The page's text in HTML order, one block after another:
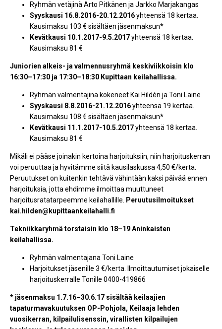
Ryhmän vetäjinä Arto Pitkänen ja Jarkko Marjakangas
Syyskausi 16.8.2016-20.12.2016yhteensä 18 kertaa.
Kausimaksu 103 € sisältäen jäsenmaksun*
Kevätkausi 10.1.2017-9.5.2017yhteensä 18 kertaa.
Kausimaksu 81 €
Juniorien alkeis- ja valmennusryhmä keskiviikkoisin klo
16:30–17:30 ja 17:30–18:30 Kupittaan keilahallissa.
Ryhmän valmentajina kokeneet Kai Hildén ja Toni Laine
Syyskausi 8.8.2016-21.12.2016yhteensä 19 kertaa.
Kausimaksu 108 € sisältäen jäsenmaksun*
Kevätkausi 11.1.2017-10.5.2017yhteensä 18 kertaa.
Kausimaksu 81 €
Mikäli ei pääse joinakin kertoina harjoituksiin, niin harjoituskerran
voi peruuttaa ja hyvitämme siitä kausilaskussa 4,50 €/kerta.
Peruutukset on kuitenkin tehtävä vähintään kaksi päivää ennen
harjoituksia, jotta ehdimme ilmoittaa muuttuneet
harjoitusratatarpeemme keilahallille.
Peruutusilmoitukset
kai.hilden@kupittaankeilahalli.fi
Tekniikkaryhmä torstaisin klo 18–19 Aninkaisten
keilahallissa.
Ryhmän valmentajana Toni Laine
Harjoitukset jäsenille 3 €/kerta. Ilmoittautumiset jokaiselle
harjoituskerralle Tonille 0400-419866
* jäsenmaksu 1.7.16–30.6.17 sisältää keilaajien
tapaturmavakuutuksen OP-Pohjola, Keilaaja lehden
vuosikerran, kilpailulisenssin, virallisten kilpailujen